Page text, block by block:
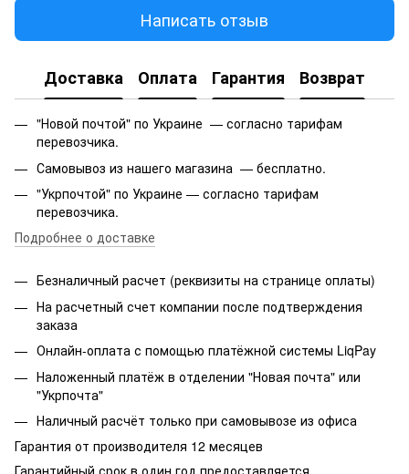
Написать отзыв
Доставка Оплата Гарантия Возврат
"Новой почтой" по Украине — согласно тарифам
перевозчика.
Самовывоз из нашего магазина — бесплатно.
"Укрпочтой" по Украине — согласно тарифам
перевозчика.
Подробнее о доставке
Безналичный расчет (реквизиты на странице оплаты)
На расчетный счет компании после подтверждения
заказа
Онлайн-оплата с помощью платёжной системы LiqPay
Наложенный платёж в отделении "Новая почта" или
"Укрпочта"
Наличный расчёт только при самовывозе из офиса
Гарантия от производителя 12 месяцев